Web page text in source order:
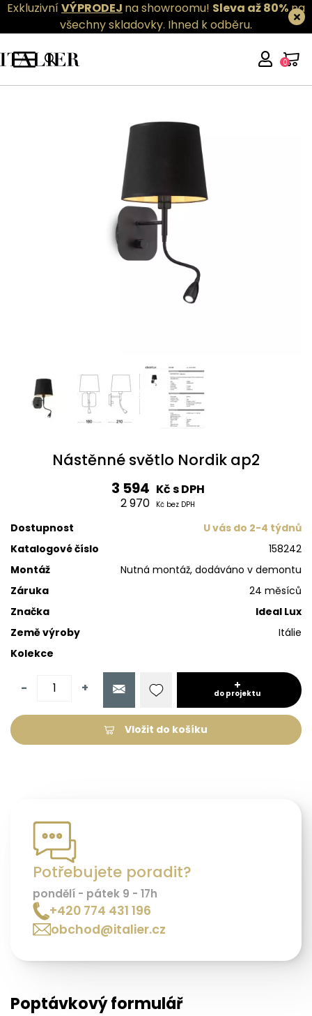
ExkluzivníVÝPRODEJ na showroomu! Sleva až 80%na
všechny skladovky. Ihned k odběru.
0
Nástěnné světlo Nordik ap2
3 594 Kč s DPH
2 970
Kč bez DPH
Dostupnost
U vás do 2-4 týdnů
Katalogové číslo
158242
Montáž
Nutná montáž, dodáváno v demontu
Záruka
24 měsíců
Značka
Ideal Lux
Země výroby
Itálie
Kolekce
- +
Vložit do košíku
do projektu
Potřebujete poradit?
pondělí - pátek 9 - 17h
+420 774 431 196
obchod@italier.cz
Poptávkový formulář